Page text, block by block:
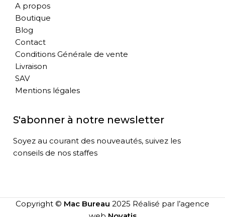
A propos
Boutique
Blog
Contact
Conditions Générale de vente
Livraison
SAV
Mentions légales
S'abonner à notre newsletter
Soyez au courant des nouveautés, suivez les
conseils de nos staffes
Copyright © Mac Bureau 2025 Réalisé par l’agence